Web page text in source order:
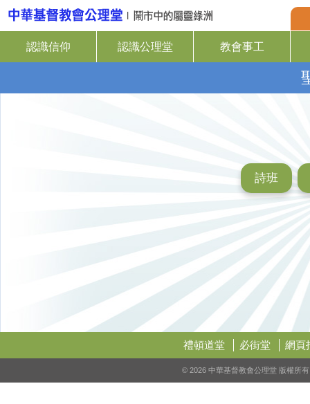
認識信仰 認識公理堂 教會事工
詩班
禮頓道堂 必街堂 網頁
© 2026 中華基督教會公理堂 版權所